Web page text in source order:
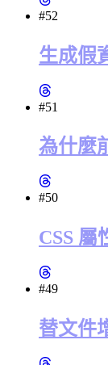
#52
生成假
#51
為什麼
#50
CSS 屬
#49
替文件